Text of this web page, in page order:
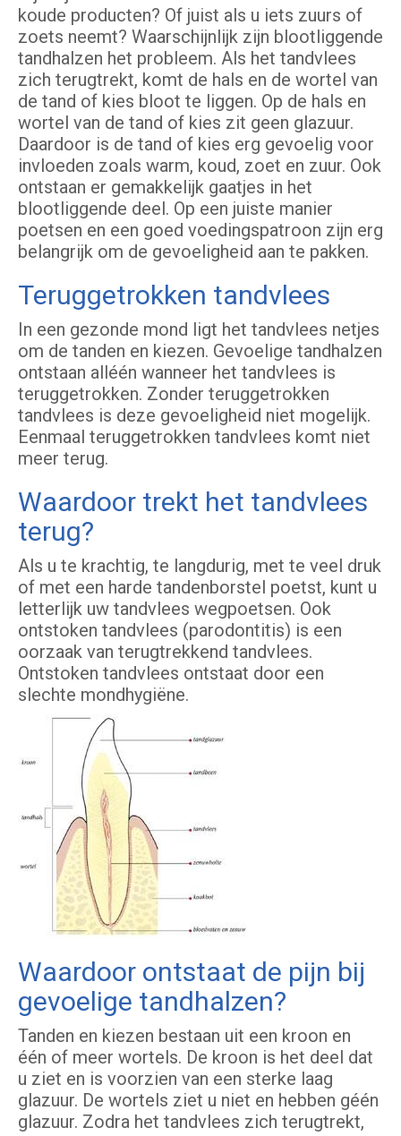
koude producten? Of juist als u iets zuurs of
zoets neemt? Waarschijnlijk zijn blootliggende
tandhalzen het probleem. Als het tandvlees
zich terugtrekt, komt de hals en de wortel van
de tand of kies bloot te liggen. Op de hals en
wortel van de tand of kies zit geen glazuur.
Daardoor is de tand of kies erg gevoelig voor
invloeden zoals warm, koud, zoet en zuur. Ook
ontstaan er gemakkelijk gaatjes in het
blootliggende deel. Op een juiste manier
poetsen en een goed voedingspatroon zijn erg
belangrijk om de gevoeligheid aan te pakken.
Teruggetrokken tandvlees
In een gezonde mond ligt het tandvlees netjes
om de tanden en kiezen. Gevoelige tandhalzen
ontstaan alléén wanneer het tandvlees is
teruggetrokken. Zonder teruggetrokken
tandvlees is deze gevoeligheid niet mogelijk.
Eenmaal teruggetrokken tandvlees komt niet
meer terug.
Waardoor trekt het tandvlees
terug?
Als u te krachtig, te langdurig, met te veel druk
of met een harde tandenborstel poetst, kunt u
letterlijk uw tandvlees wegpoetsen. Ook
ontstoken tandvlees (parodontitis) is een
oorzaak van terugtrekkend tandvlees.
Ontstoken tandvlees ontstaat door een
slechte mondhygiëne.
Waardoor ontstaat de pijn bij
gevoelige tandhalzen?
Tanden en kiezen bestaan uit een kroon en
één of meer wortels. De kroon is het deel dat
u ziet en is voorzien van een sterke laag
glazuur. De wortels ziet u niet en hebben géén
glazuur. Zodra het tandvlees zich terugtrekt,